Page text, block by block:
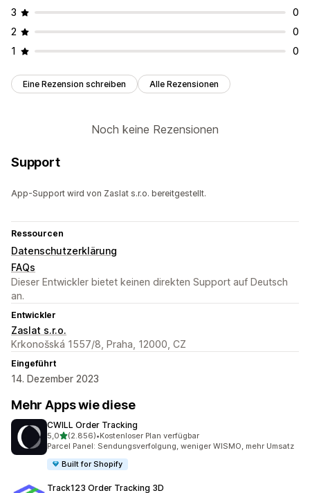
3
0
2
0
1
0
Eine Rezension schreiben Alle Rezensionen
Noch keine Rezensionen
Support
App-Support wird von Zaslat s.r.o. bereitgestellt.
Ressourcen
Datenschutzerklärung
FAQs
Dieser Entwickler bietet keinen direkten Support auf Deutsch
an.
Entwickler
Zaslat s.r.o.
Krkonošská 1557/8, Praha, 12000, CZ
Eingeführt
14. Dezember 2023
Mehr Apps wie diese
CWILL Order Tracking
5,0von 5 Sternen
(2.856)
2856 Rezensionen insgesamt
•Kostenloser Plan verfügbar
Parcel Panel: Sendungsverfolgung, weniger WISMO, mehr Umsatz
Built for Shopify
Track123 Order Tracking 3D